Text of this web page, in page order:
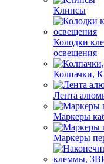
Клипсы
Колодки
освещения
Колпачки,
Лента
Маркеры
Маркеры